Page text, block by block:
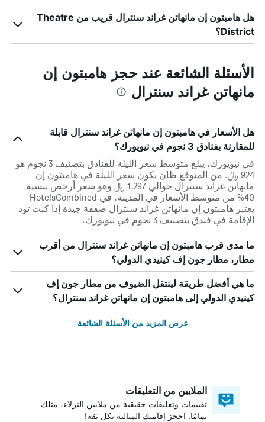
هل هامبتون إن مانهاتن غراند سنترال قريب من Theatre
District؟
الأسئلة الشائعة عند حجز هامبتون إن
مانهاتن غراند سنترال
هل الأسعار في هامبتون إن مانهاتن غراند سنترال قابلة
للمقارنة بفنادق 3 نجوم في نيويورك؟
في نيويورك، يبلغ متوسط ​​سعر الليلة للفنادق بتصنيف 3 نجوم هو
924 ﷼. من المتوقع ظان يكون سعر الليلة في هامبتون إن
مانهاتن غراند سنترال حوالي 1,297 ﷼ وهو سعر أرخص بنسبة
40% من متوسط الأسعار في المدينة. في HotelsCombined
يعتبر هامبتون إن مانهاتن غراند سنترال صفقة جيدة إذا كنت تود
الإقامة في فندق بتصنيف 3 نجوم في نيويورك.
ما مدى قرب هامبتون إن مانهاتن غراند سنترال من أقرب
مطار، مطار جون إف كينيدي الدولي؟
ما هي أفضل طريقة لينتقل الضيوف من مطار جون إف
كينيدي الدولي إلى هامبتون إن مانهاتن غراند سنترال؟
عرض المزيد من الأسئلة الشائعة
الملايين من التعليقات
تقييمات وتعليقات حقيقية من ملايين النزلاء، مثلك
تمامًا. احجز إقامتك المثالية بكل ثقة!